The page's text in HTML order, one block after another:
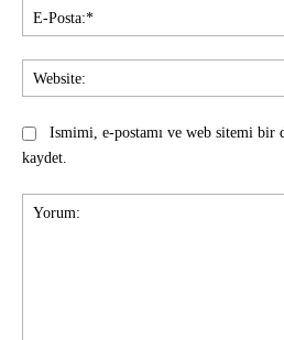
Ismimi, e-postamı ve web sitemi bir
kaydet.